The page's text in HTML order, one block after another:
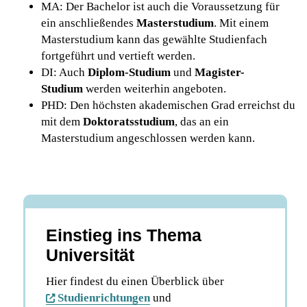
MA: Der Bachelor ist auch die Voraussetzung für
ein anschließendes Masterstudium. Mit einem
Masterstudium kann das gewählte Studienfach
fortgeführt und vertieft werden.
DI: Auch Diplom-Studium und Magister-
Studium werden weiterhin angeboten.
PHD: Den höchsten akademischen Grad erreichst du
mit dem Doktoratsstudium, das an ein
Masterstudium angeschlossen werden kann.
Einstieg ins Thema
Universität
Hier findest du einen Überblick über
Studienrichtungenund